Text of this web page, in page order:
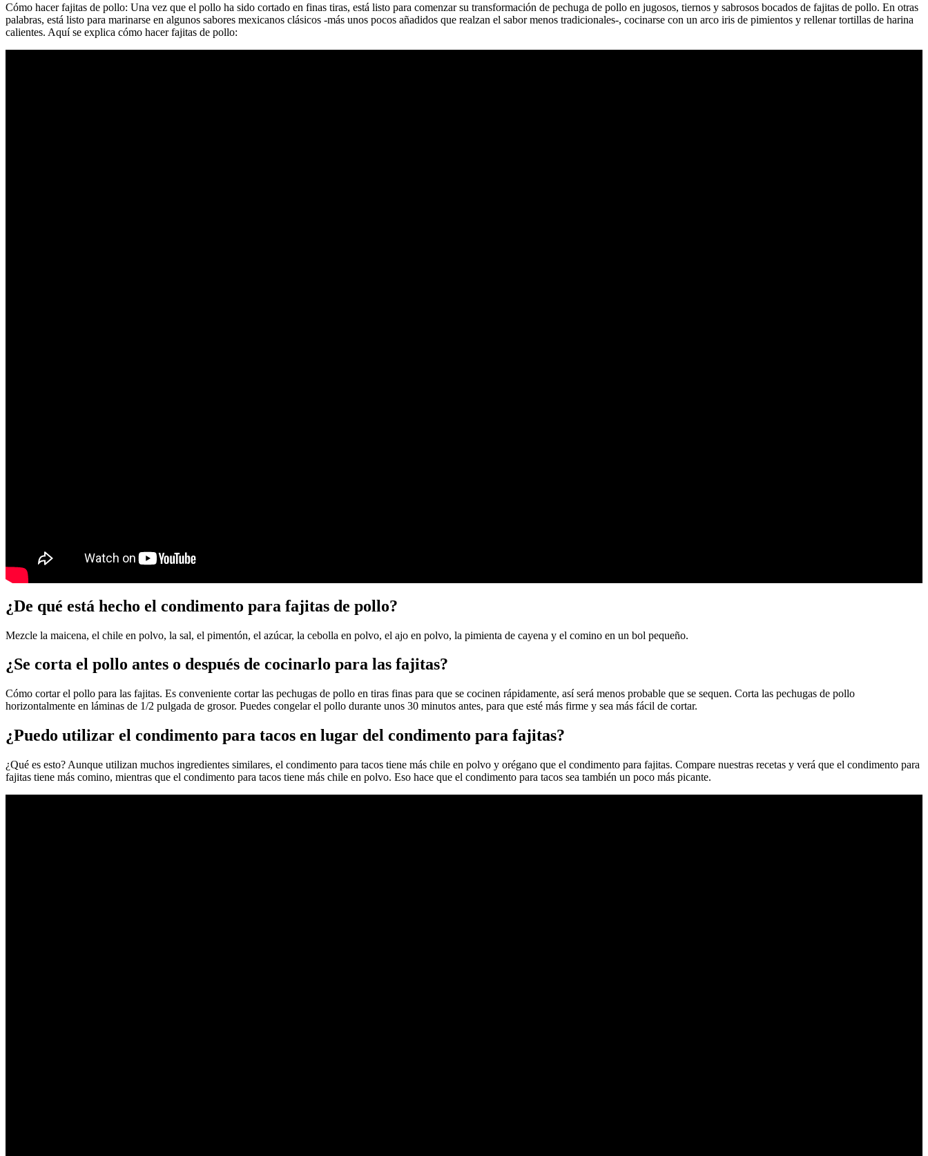
Cómo hacer fajitas de pollo: Una vez que el pollo ha sido cortado en finas tiras, está listo para comenzar su transformación de pechuga de pollo en jugosos, tiernos y sabrosos bocados de fajitas de pollo. En otras
palabras, está listo para marinarse en algunos sabores mexicanos clásicos -más unos pocos añadidos que realzan el sabor menos tradicionales-, cocinarse con un arco iris de pimientos y rellenar tortillas de harina
calientes. Aquí se explica cómo hacer fajitas de pollo:
¿De qué está hecho el condimento para fajitas de pollo?
Mezcle la maicena, el chile en polvo, la sal, el pimentón, el azúcar, la cebolla en polvo, el ajo en polvo, la pimienta de cayena y el comino en un bol pequeño.
¿Se corta el pollo antes o después de cocinarlo para las fajitas?
Cómo cortar el pollo para las fajitas. Es conveniente cortar las pechugas de pollo en tiras finas para que se cocinen rápidamente, así será menos probable que se sequen. Corta las pechugas de pollo
horizontalmente en láminas de 1/2 pulgada de grosor. Puedes congelar el pollo durante unos 30 minutos antes, para que esté más firme y sea más fácil de cortar.
¿Puedo utilizar el condimento para tacos en lugar del condimento para fajitas?
¿Qué es esto? Aunque utilizan muchos ingredientes similares, el condimento para tacos tiene más chile en polvo y orégano que el condimento para fajitas. Compare nuestras recetas y verá que el condimento para
fajitas tiene más comino, mientras que el condimento para tacos tiene más chile en polvo. Eso hace que el condimento para tacos sea también un poco más picante.